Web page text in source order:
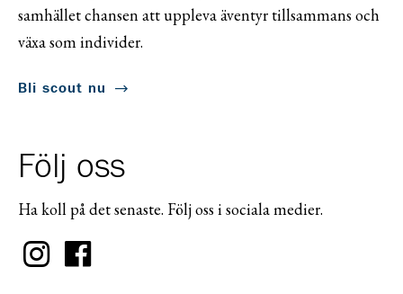
samhället chansen att uppleva äventyr tillsammans och
växa som individer.
Bli scout nu
Följ oss
Ha koll på det senaste. Följ oss i sociala medier.